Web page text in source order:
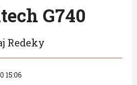
G740
Redeky
15:06